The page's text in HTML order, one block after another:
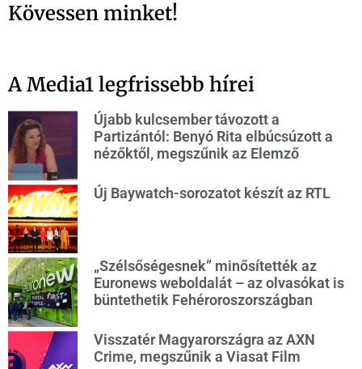
Kövessen minket!
A Media1 legfrissebb hírei
Újabb kulcsember távozott a
Partizántól: Benyó Rita elbúcsúzott a
nézőktől, megszűnik az Elemző
Új Baywatch-sorozatot készít az RTL
„Szélsőségesnek” minősítették az
Euronews weboldalát – az olvasókat is
büntethetik Fehéroroszországban
Visszatér Magyarországra az AXN
Crime, megszűnik a Viasat Film